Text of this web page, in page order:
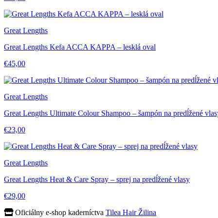
Great Lengths
Great Lengths Kefa ACCA KAPPA – lesklá oval
€45,00
Great Lengths
Great Lengths Ultimate Colour Shampoo – šampón na predĺžené
€23,00
Great Lengths
Great Lengths Heat & Care Spray – sprej na predĺžené vlasy
€29,00
Oficiálny e-shop kaderníctva Tilea Hair Žilina